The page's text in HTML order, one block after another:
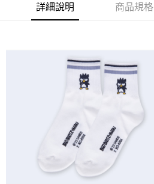
ATM付款
每筆NT$80，滿NT$899(含以上)免運費
每筆NT$80，滿NT$859(含以上)免運費
每筆NT$80，滿NT$899(含以上)免運費
付款後7-11取貨
詳細說明 商品規格